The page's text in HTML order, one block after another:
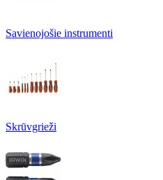
Savienojošie instrumenti
Skrūvgrieži